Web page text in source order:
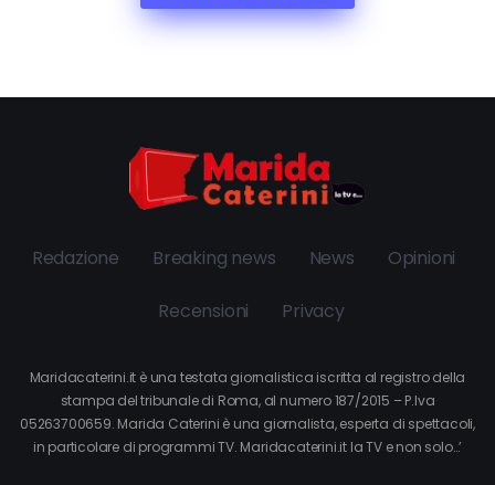
Redazione Breaking news News Opinioni
Recensioni Privacy
Maridacaterini.it è una testata giornalistica iscritta al registro della
stampa del tribunale di Roma, al numero 187/2015 – P.Iva
05263700659. Marida Caterini è una giornalista, esperta di spettacoli,
in particolare di programmi TV. Maridacaterini.it la TV e non solo…’